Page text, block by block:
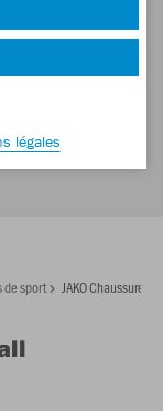
de sport JAKO Chaussure
légales